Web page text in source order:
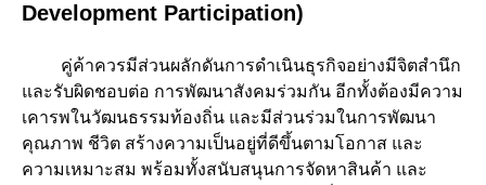
Development Participation)
คู่ค้าควรมีส่วนผลักดันการดำเนินธุรกิจอย่างมีจิตสำนึก
และรับผิดชอบต่อ การพัฒนาสังคมร่วมกัน อีกทั้งต้องมีความ
เคารพในวัฒนธรรมท้องถิ่น และมีส่วนร่วมในการพัฒนา
คุณภาพ ชีวิต สร้างความเป็นอยู่ที่ดีขึ้นตามโอกาส และ
ความเหมาะสม พร้อมทั้งสนับสนุนการจัดหาสินค้า และ